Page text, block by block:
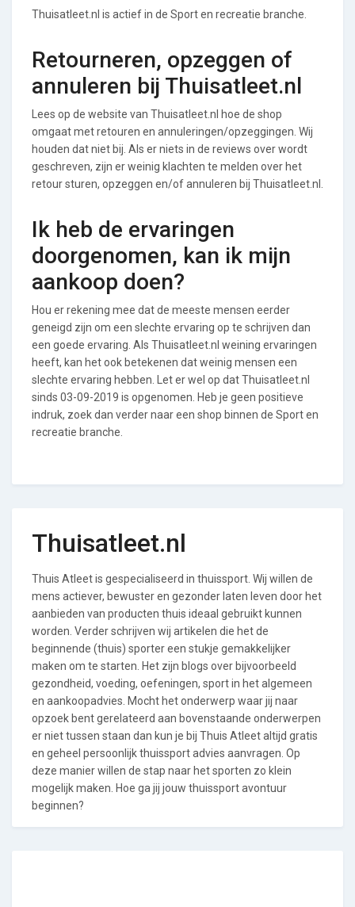
Thuisatleet.nl is actief in de Sport en recreatie branche.
Retourneren, opzeggen of
annuleren bij Thuisatleet.nl
Lees op de website van Thuisatleet.nl hoe de shop
omgaat met retouren en annuleringen/opzeggingen. Wij
houden dat niet bij. Als er niets in de reviews over wordt
geschreven, zijn er weinig klachten te melden over het
retour sturen, opzeggen en/of annuleren bij Thuisatleet.nl.
Ik heb de ervaringen
doorgenomen, kan ik mijn
aankoop doen?
Hou er rekening mee dat de meeste mensen eerder
geneigd zijn om een slechte ervaring op te schrijven dan
een goede ervaring. Als Thuisatleet.nl weining ervaringen
heeft, kan het ook betekenen dat weinig mensen een
slechte ervaring hebben. Let er wel op dat Thuisatleet.nl
sinds 03-09-2019 is opgenomen. Heb je geen positieve
indruk, zoek dan verder naar een shop binnen de Sport en
recreatie branche.
Thuisatleet.nl
Thuis Atleet is gespecialiseerd in thuissport. Wij willen de
mens actiever, bewuster en gezonder laten leven door het
aanbieden van producten thuis ideaal gebruikt kunnen
worden. Verder schrijven wij artikelen die het de
beginnende (thuis) sporter een stukje gemakkelijker
maken om te starten. Het zijn blogs over bijvoorbeeld
gezondheid, voeding, oefeningen, sport in het algemeen
en aankoopadvies. Mocht het onderwerp waar jij naar
opzoek bent gerelateerd aan bovenstaande onderwerpen
er niet tussen staan dan kun je bij Thuis Atleet altijd gratis
en geheel persoonlijk thuissport advies aanvragen. Op
deze manier willen de stap naar het sporten zo klein
mogelijk maken. Hoe ga jij jouw thuissport avontuur
beginnen?